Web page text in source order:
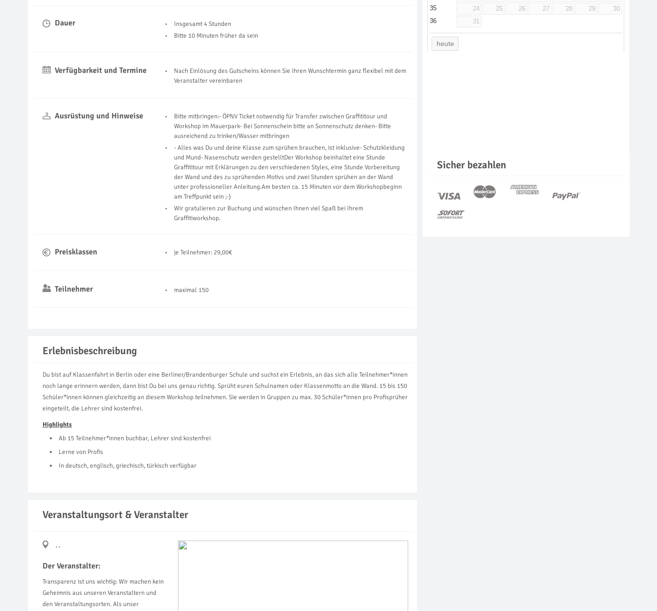
Dauer
Insgesamt 4 Stunden
Bitte 10 Minuten früher da sein
Verfügbarkeit und Termine
Nach Einlösung des Gutscheins können Sie Ihren Wunschtermin ganz flexibel mit dem
Veranstalter vereinbaren
Ausrüstung und Hinweise
Bitte mitbringen:- ÖPNV Ticket notwendig für Transfer zwischen Graffititour und
Workshop im Mauerpark- Bei Sonnenschein bitte an Sonnenschutz denken- Bitte
ausreichend zu trinken/Wasser mitbringen
- Alles was Du und deine Klasse zum sprühen brauchen, ist inklusive- Schutzkleidung
und Mund- Nasenschutz werden gestelltDer Workshop beinhaltet eine Stunde
Graffititour mit Erklärungen zu den verschiedenen Styles, eine Stunde Vorbereitung
der Wand und des zu sprühenden Motivs und zwei Stunden sprühen an der Wand
unter professioneller Anleitung.Am besten ca. 15 Minuten vor dem Workshopbeginn
am Treffpunkt sein ;-)
Wir gratulieren zur Buchung und wünschen Ihnen viel Spaß bei Ihrem
Graffitiworkshop.
Preisklassen je Teilnehmer: 29,00€
Teilnehmer maximal 150
Erlebnisbeschreibung
Du bist auf Klassenfahrt in Berlin oder eine Berliner/Brandenburger Schule und suchst ein Erlebnis, an das sich alle Teilnehmer*innen
noch lange erinnern werden, dann bist Du bei uns genau richtig. Sprüht euren Schulnamen oder Klassenmotto an die Wand. 15 bis 150
Schüler*innen können gleichzeitig an diesem Workshop teilnehmen. Sie werden in Gruppen zu max. 30 Schüler*innen pro Profisprüher
eingeteilt, die Lehrer sind kostenfrei.
Highlights
Ab 15 Teilnehmer*innen buchbar, Lehrer sind kostenfrei
Lerne von Profis
In deutsch, englisch, griechisch, türkisch verfügbar
Veranstaltungsort & Veranstalter
, ,
Der Veranstalter:
Transparenz ist uns wichtig: Wir machen kein
Geheimnis aus unseren Veranstaltern und
den Veranstaltungsorten. Als unser
35
24 25 26 27 28 29
30
36
31
heute
Sicher bezahlen